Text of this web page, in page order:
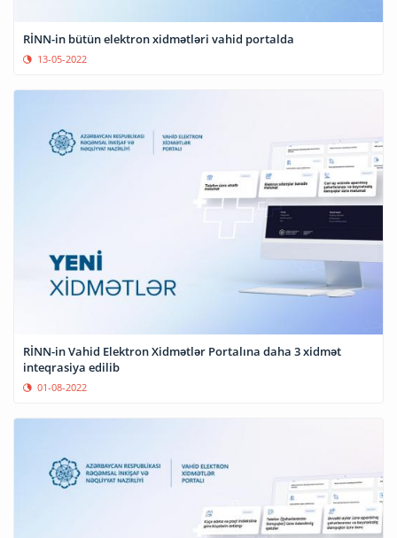
RİNN-in bütün elektron xidmətləri vahid portalda
13-05-2022
RİNN-in Vahid Elektron Xidmətlər Portalına daha 3 xidmət
inteqrasiya edilib
01-08-2022